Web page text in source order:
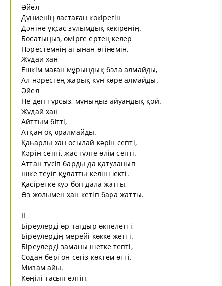
Әйел
Дүниенің ластаған көкірегін
Дәніне ұқсас зұлымдық кекіренің.
Босатыңыз, өмірге ертең келер
Нәрестемнің атынан өтінемін.
Жұдай хан
Ешкім маған мұрындық бола алмайды,
Ал нәрестең жарық күн көре алмайды.
Әйел
Не деп тұрсыз, мұныңыз айуандық қой.
Жұдай хан
Айттым бітті,
Атқан оқ оралмайды.
Қаһарлы хан осылай кәрін септі,
Кәрін септі, жас гүлге өлім септі.
Аттан түсіп барды да қатуланып
Ішке теуіп құлатты келіншекті.
Қасіретке куә боп дала жатты,
Өз жолымен хан кетіп бара жатты.
ІІ
Біреулерді өр тағдыр өкпелетті,
Біреулердің мерейі көкке жетті.
Біреулерді заманы шетке тепті,
Содан бері он сегіз көктем өтті.
Мизам айы.
Көңілі тасып елтіп,